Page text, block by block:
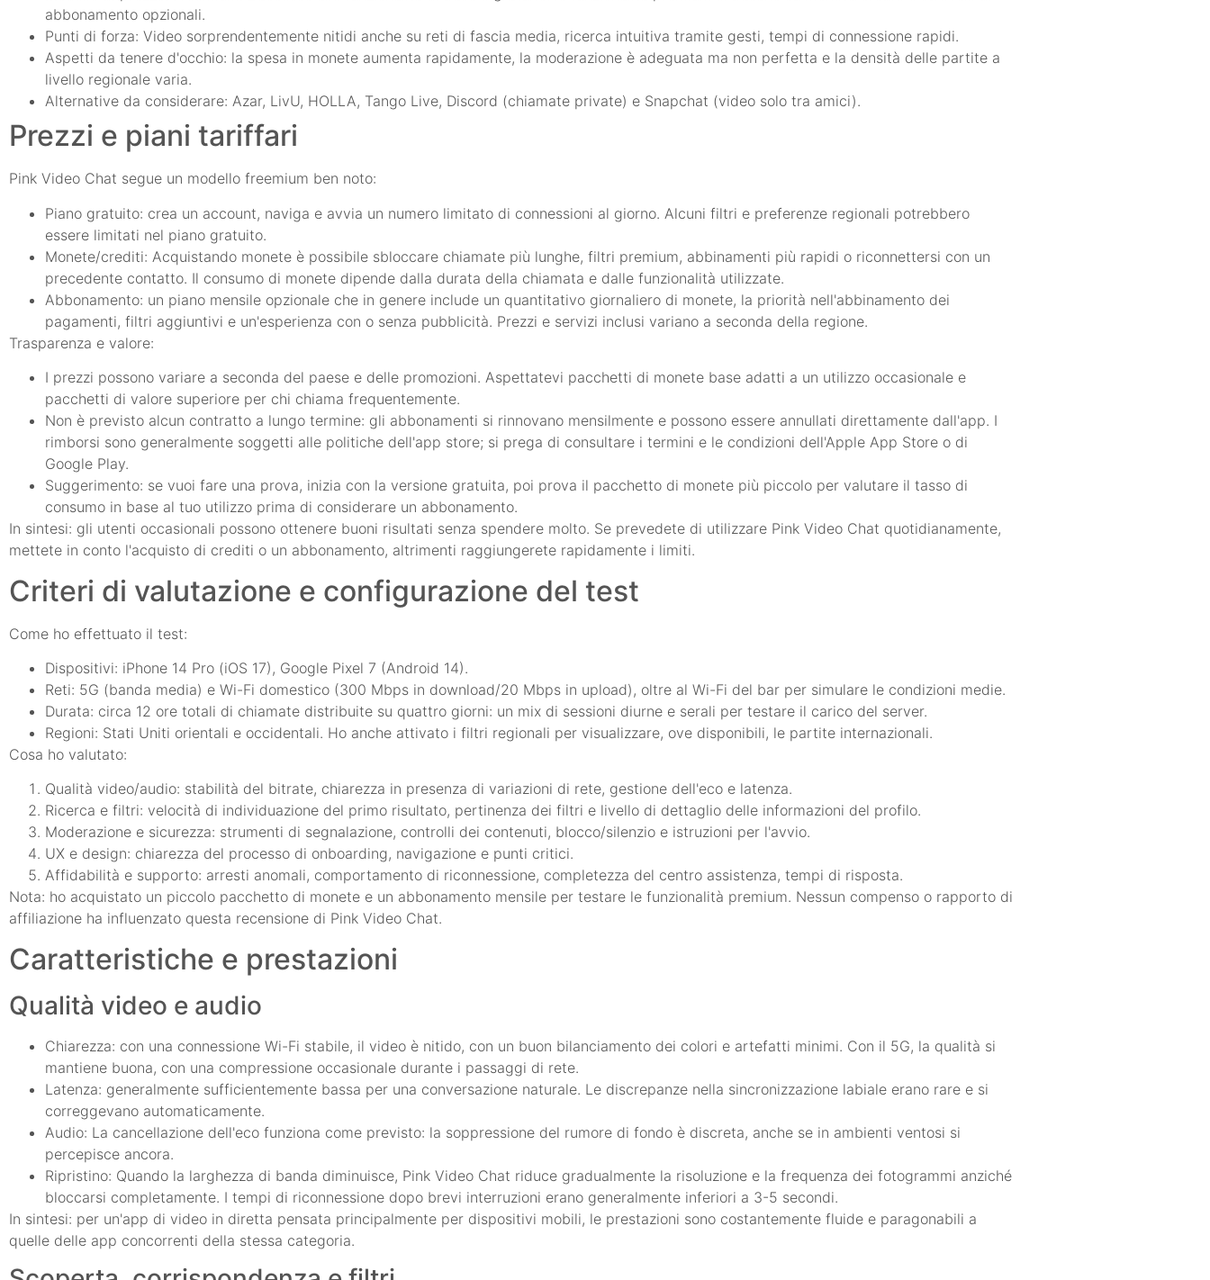
abbonamento opzionali.
Punti di forza: Video sorprendentemente nitidi anche su reti di fascia media, ricerca intuitiva tramite gesti, tempi di connessione rapidi.
Aspetti da tenere d'occhio: la spesa in monete aumenta rapidamente, la moderazione è adeguata ma non perfetta e la densità delle partite a
livello regionale varia.
Alternative da considerare: Azar, LivU, HOLLA, Tango Live, Discord (chiamate private) e Snapchat (video solo tra amici).
Prezzi e piani tariffari
Pink Video Chat segue un modello freemium ben noto:
Piano gratuito: crea un account, naviga e avvia un numero limitato di connessioni al giorno. Alcuni filtri e preferenze regionali potrebbero
essere limitati nel piano gratuito.
Monete/crediti: Acquistando monete è possibile sbloccare chiamate più lunghe, filtri premium, abbinamenti più rapidi o riconnettersi con un
precedente contatto. Il consumo di monete dipende dalla durata della chiamata e dalle funzionalità utilizzate.
Abbonamento: un piano mensile opzionale che in genere include un quantitativo giornaliero di monete, la priorità nell'abbinamento dei
pagamenti, filtri aggiuntivi e un'esperienza con o senza pubblicità. Prezzi e servizi inclusi variano a seconda della regione.
Trasparenza e valore:
I prezzi possono variare a seconda del paese e delle promozioni. Aspettatevi pacchetti di monete base adatti a un utilizzo occasionale e
pacchetti di valore superiore per chi chiama frequentemente.
Non è previsto alcun contratto a lungo termine: gli abbonamenti si rinnovano mensilmente e possono essere annullati direttamente dall'app. I
rimborsi sono generalmente soggetti alle politiche dell'app store; si prega di consultare i termini e le condizioni dell'Apple App Store o di
Google Play.
Suggerimento: se vuoi fare una prova, inizia con la versione gratuita, poi prova il pacchetto di monete più piccolo per valutare il tasso di
consumo in base al tuo utilizzo prima di considerare un abbonamento.
In sintesi: gli utenti occasionali possono ottenere buoni risultati senza spendere molto. Se prevedete di utilizzare Pink Video Chat quotidianamente,
mettete in conto l'acquisto di crediti o un abbonamento, altrimenti raggiungerete rapidamente i limiti.
Criteri di valutazione e configurazione del test
Come ho effettuato il test:
Dispositivi: iPhone 14 Pro (iOS 17), Google Pixel 7 (Android 14).
Reti: 5G (banda media) e Wi-Fi domestico (300 Mbps in download/20 Mbps in upload), oltre al Wi-Fi del bar per simulare le condizioni medie.
Durata: circa 12 ore totali di chiamate distribuite su quattro giorni: un mix di sessioni diurne e serali per testare il carico del server.
Regioni: Stati Uniti orientali e occidentali. Ho anche attivato i filtri regionali per visualizzare, ove disponibili, le partite internazionali.
Cosa ho valutato:
Qualità video/audio: stabilità del bitrate, chiarezza in presenza di variazioni di rete, gestione dell'eco e latenza.
Ricerca e filtri: velocità di individuazione del primo risultato, pertinenza dei filtri e livello di dettaglio delle informazioni del profilo.
Moderazione e sicurezza: strumenti di segnalazione, controlli dei contenuti, blocco/silenzio e istruzioni per l'avvio.
UX e design: chiarezza del processo di onboarding, navigazione e punti critici.
Affidabilità e supporto: arresti anomali, comportamento di riconnessione, completezza del centro assistenza, tempi di risposta.
Nota: ho acquistato un piccolo pacchetto di monete e un abbonamento mensile per testare le funzionalità premium. Nessun compenso o rapporto di
affiliazione ha influenzato questa recensione di Pink Video Chat.
Caratteristiche e prestazioni
Qualità video e audio
Chiarezza: con una connessione Wi-Fi stabile, il video è nitido, con un buon bilanciamento dei colori e artefatti minimi. Con il 5G, la qualità si
mantiene buona, con una compressione occasionale durante i passaggi di rete.
Latenza: generalmente sufficientemente bassa per una conversazione naturale. Le discrepanze nella sincronizzazione labiale erano rare e si
correggevano automaticamente.
Audio: La cancellazione dell'eco funziona come previsto: la soppressione del rumore di fondo è discreta, anche se in ambienti ventosi si
percepisce ancora.
Ripristino: Quando la larghezza di banda diminuisce, Pink Video Chat riduce gradualmente la risoluzione e la frequenza dei fotogrammi anziché
bloccarsi completamente. I tempi di riconnessione dopo brevi interruzioni erano generalmente inferiori a 3-5 secondi.
In sintesi: per un'app di video in diretta pensata principalmente per dispositivi mobili, le prestazioni sono costantemente fluide e paragonabili a
quelle delle app concorrenti della stessa categoria.